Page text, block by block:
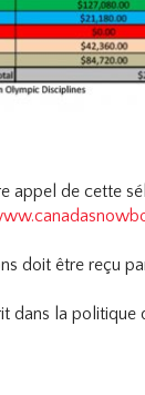
appel de cette
doit être reçu
dans la